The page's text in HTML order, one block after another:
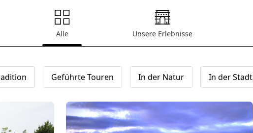
Alle Unsere Erlebnisse
Geführte Touren In der Natur In der Stadt